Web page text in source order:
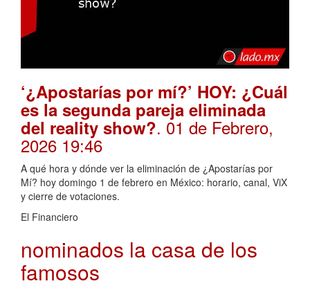
‘¿Apostarías por mí?’ HOY: ¿Cuál
es la segunda pareja eliminada
del reality show?. 01 de Febrero,
2026 19:46
A qué hora y dónde ver la eliminación de ¿Apostarías por
Mí? hoy domingo 1 de febrero en México: horario, canal, ViX
y cierre de votaciones.
El Financiero
nominados la casa de los
famosos